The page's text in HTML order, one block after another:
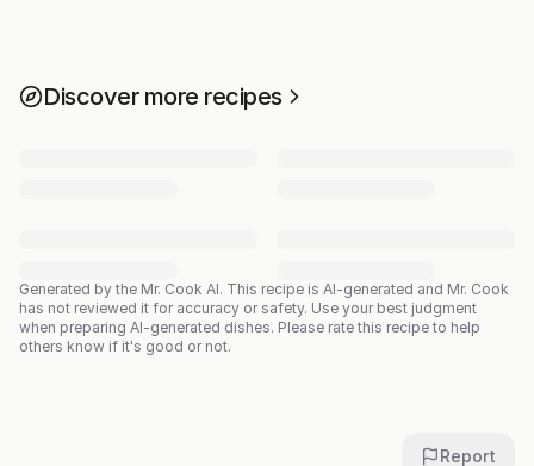
Discover more recipes
Generated by the Mr. Cook AI. This recipe is AI-generated and Mr. Cook
has not reviewed it for accuracy or safety. Use your best judgment
when preparing AI-generated dishes. Please rate this recipe to help
others know if it's good or not.
Report